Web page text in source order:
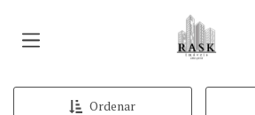
Página
Ordenar